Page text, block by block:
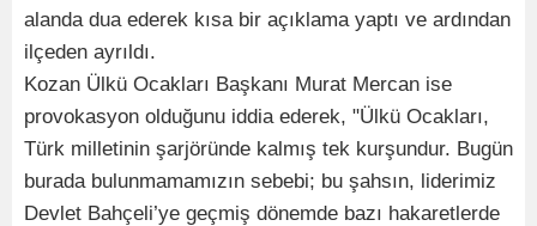
alanda dua ederek kısa bir açıklama yaptı ve ardından
ilçeden ayrıldı.
Kozan Ülkü Ocakları Başkanı Murat Mercan ise
provokasyon olduğunu iddia ederek, "Ülkü Ocakları,
Türk milletinin şarjöründe kalmış tek kurşundur. Bugün
burada bulunmamamızın sebebi; bu şahsın, liderimiz
Devlet Bahçeli’ye geçmiş dönemde bazı hakaretlerde